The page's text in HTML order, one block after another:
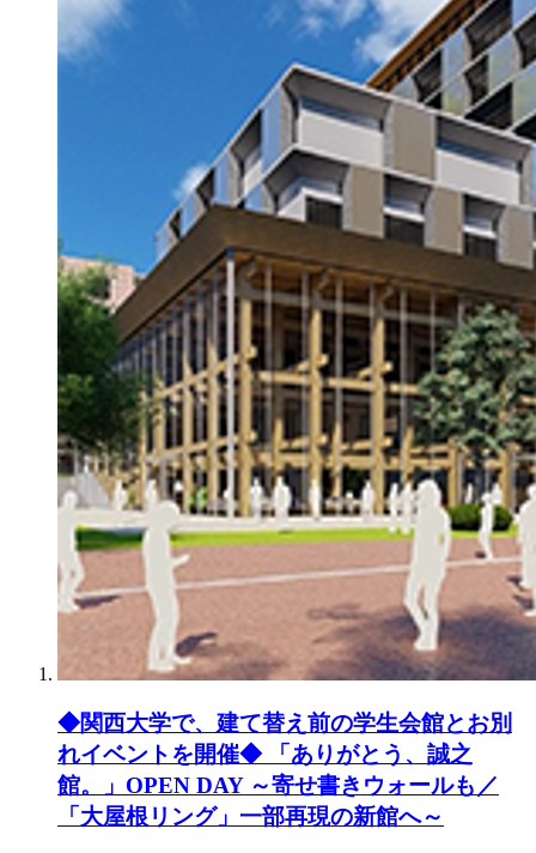
◆関西大学で、建て替え前の学生会館とお別
れイベントを開催◆ 「ありがとう、誠之
館。」OPEN DAY ～寄せ書きウォールも／
「大屋根リング」一部再現の新館へ～